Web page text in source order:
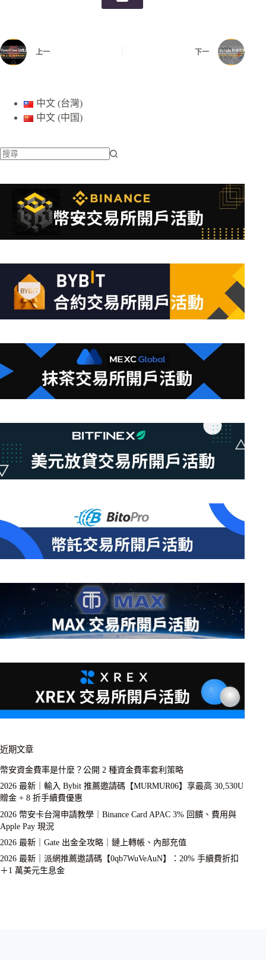
上一 下一
中文 (台灣)
中文 (中国)
不
條
近期文章
幣安資金費率是什麼？公開 2 種資金費率套利策略
2026 最新｜輸入 Bybit 推薦邀請碼【MURMUR06】享最高 30,530U
贈金 + 8 折手續費優惠
2026 幣安卡台灣申請教學｜Binance Card APAC 3% 回饋、費用與
Apple Pay 現況
2026 最新｜Gate 出金全攻略｜鏈上轉帳、內部充值
2026 最新｜派網推薦邀請碼【0qb7WuVeAuN】：20% 手續費折扣
＋1 萬美元生息金